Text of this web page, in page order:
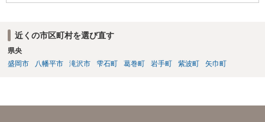
近くの市区町村を選び直す
県央
盛岡市
八幡平市 滝沢市 雫石町 葛巻町 岩手町 紫波町 矢巾町